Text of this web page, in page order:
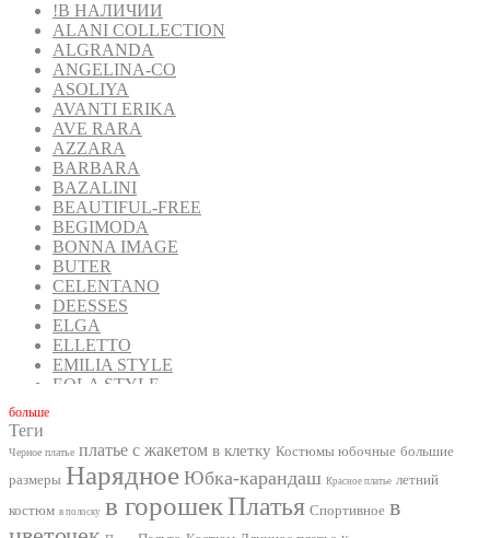
!В НАЛИЧИИ
ALANI COLLECTION
ALGRANDA
ANGELINA-CO
ASOLIYA
AVANTI ERIKA
AVE RARA
AZZARA
BARBARA
BAZALINI
BEAUTIFUL-FREE
BEGIMODA
BONNA IMAGE
BUTER
CELENTANO
DEESSES
ELGA
ELLETTO
EMILIA STYLE
EOLA STYLE
FOXY FOX
GIZART
GOLDEN VALLEY
INPOINT
бoльше
Теги
Черное платье платье с жакетом в клетку Костюмы юбочные большие
размеры Нарядное Юбка-карандаш Красное платье летний
костюм в полоску в горошекПлатья Спортивное в